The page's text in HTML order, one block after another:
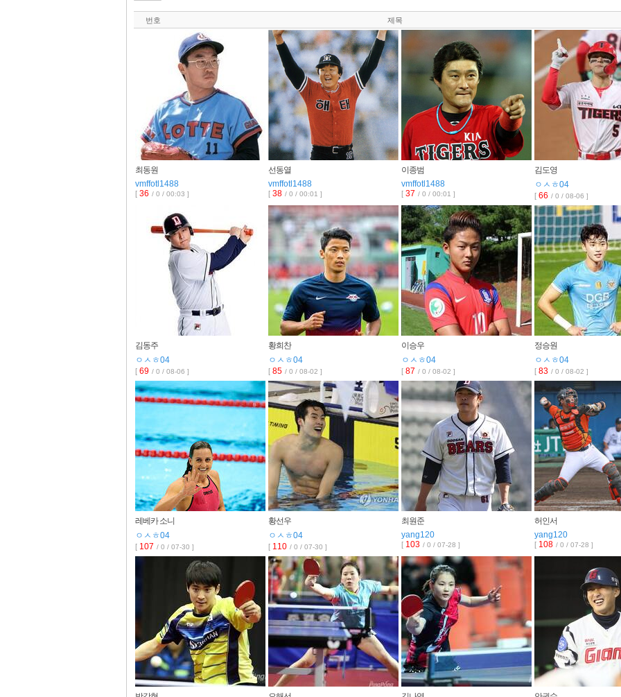
번호 제목
최동원
vmffotl1488
[ 36 / 0 / 00:03 ]
선동열
vmffotl1488
[ 38 / 0 / 00:01 ]
이종범
vmffotl1488
[ 37 / 0 / 00:01 ]
김도영
ㅇㅅㅎ04
[ 66 / 0 / 08-06 ]
김동주
ㅇㅅㅎ04
[ 69 / 0 / 08-06 ]
황희찬
ㅇㅅㅎ04
[ 85 / 0 / 08-02 ]
이승우
ㅇㅅㅎ04
[ 87 / 0 / 08-02 ]
정승원
ㅇㅅㅎ04
[ 83 / 0 / 08-02 ]
레베카 소니
ㅇㅅㅎ04
[ 107 / 0 / 07-30 ]
황선우
ㅇㅅㅎ04
[ 110 / 0 / 07-30 ]
최원준
yang120
[ 103 / 0 / 07-28 ]
허인서
yang120
[ 108 / 0 / 07-28 ]